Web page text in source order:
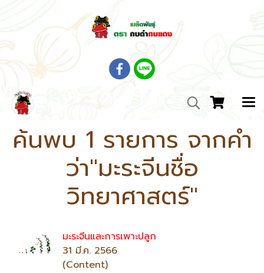
ค้นพบ 1 รายการ จากคำ
ว่า"มะระจีนชื่อ
วิทยาศาสตร์"
มะระจีนและการเพาะปลูก
31 มี.ค. 2566
(Content)